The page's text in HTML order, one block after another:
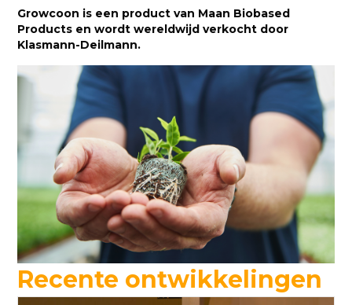
Growcoon is een product van Maan Biobased
Products en wordt wereldwijd verkocht door
Klasmann-Deilmann.
Recente ontwikkelingen